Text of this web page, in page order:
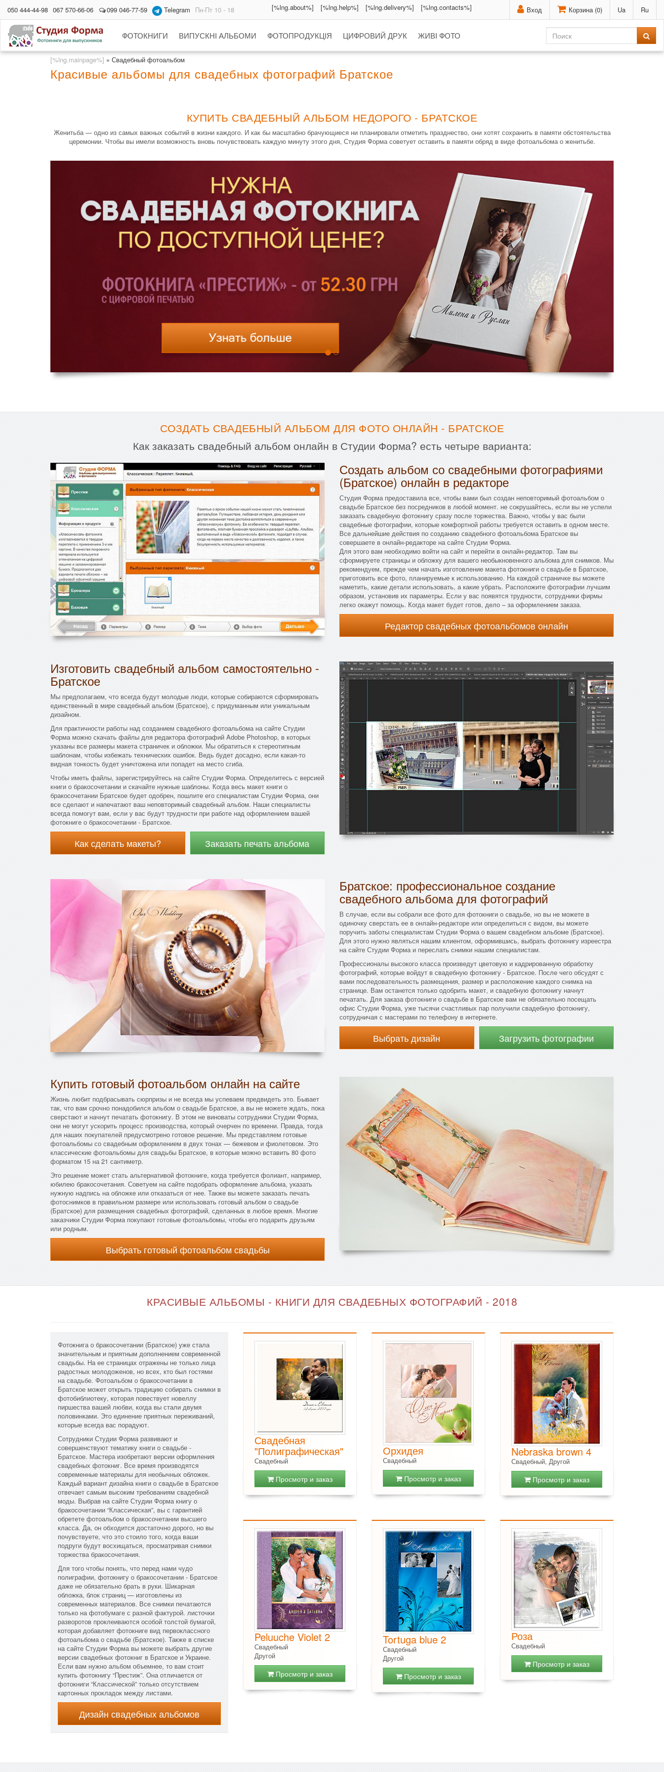
Вход Корзина (0) Ua Ru
050 444-44-98 067 570-66-06 099 046-77-59 Telegram Пн-Пт 10 - 18 [%lng.about%] [%lng.help%] [%lng.delivery%] [%lng.contacts%]
ФОТОКНИГИ ВИПУСКНІ АЛЬБОМИ ФОТОПРОДУКЦІЯ ЦИФРОВИЙ ДРУК ЖИВІ ФОТО
[%lng.mainpage%] » Свадебный фотоальбом
Красивые альбомы для свадебных фотографий Братское
КУПИТЬ СВАДЕБНЫЙ АЛЬБОМ НЕДОРОГО - БРАТСКОЕ
Женитьба — одно из самых важных событий в жизни каждого. И как бы масштабно брачующиеся ни планировали отметить празднество, они хотят сохранить в памяти обстоятельства
церемонии. Чтобы вы имели возможность вновь почувствовать каждую минуту этого дня, Студия Форма советует оставить в памяти обряд в виде фотоальбома о женитьбе.
СОЗДАТЬ СВАДЕБНЫЙ АЛЬБОМ ДЛЯ ФОТО ОНЛАЙН - БРАТСКОЕ
Как заказать свадебный альбом онлайн в Студии Форма? есть четыре варианта:
Создать альбом со свадебными фотографиями
(Братское) онлайн в редакторе
Студия Форма предоставила все, чтобы вами был создан неповторимый фотоальбом о
свадьбе Братское без посредников в любой момент. не сокрушайтесь, если вы не успели
заказать свадебную фотокнигу сразу после торжества. Важно, чтобы у вас были
свадебные фотографии, которые комфортной работы требуется оставить в одном месте.
Все дальнейшие действия по созданию свадебного фотоальбома Братское вы
совершаете в онлайн-редакторе на сайте Студии Форма.
Для этого вам необходимо войти на сайт и перейти в онлайн-редактор. Там вы
сформируете страницы и обложку для вашего необыкновенного альбома для снимков. Мы
рекомендуем, прежде чем начать изготовление макета фотокниги о свадьбе в Братское,
приготовить все фото, планируемые к использованию. На каждой страничке вы можете
наметить, какие детали использовать, а какие убрать. Расположите фотографии лучшим
образом, установив их параметры. Если у вас появятся трудности, сотрудники фирмы
легко окажут помощь. Когда макет будет готов, дело – за оформлением заказа.
Редактор свадебных фотоальбомов онлайн
Изготовить свадебный альбом самостоятельно -
Братское
Мы предполагаем, что всегда будут молодые люди, которые собираются сформировать
единственный в мире свадебный альбом (Братское), с придуманным или уникальным
дизайном.
Для практичности работы над созданием свадебного фотоальбома на сайте Студии
Форма можно скачать файлы для редактора фотографий Adobe Photoshop, в которых
указаны все размеры макета страничек и обложки. Мы обратиться к стереотипным
шаблонам, чтобы избежать технических ошибок. Ведь будет досадно, если какая-то
видная тонкость будет уничтожена или попадет на место сгиба.
Чтобы иметь файлы, зарегистрируйтесь на сайте Студии Форма. Определитесь с версией
книги о бракосочетании и скачайте нужные шаблоны. Когда весь макет книги о
бракосочетании Братское будет одобрен, пошлите его специалистам Студии Форма, они
все сделают и напечатают ваш неповторимый свадебный альбом. Наши специалисты
всегда помогут вам, если у вас будут трудности при работе над оформлением вашей
фотокниге о бракосочетании - Братское.
Как сделать макеты? Заказать печать альбома
Братское: профессиональное создание
свадебного альбома для фотографий
В случае, если вы собрали все фото для фотокниги о свадьбе, но вы не можете в
одиночку сверстать ее в онлайн-редакторе или определиться с видом, вы можете
поручить заботы специалистам Студии Форма о вашем свадебном альбоме (Братское).
Для этого нужно являться нашим клиентом, оформившись, выбрать фотокнигу изреестра
на сайте Студии Форма и переслать снимки нашим специалистам.
Профессионалы высокого класса произведут цветовую и кадрированную обработку
фотографий, которые войдут в свадебную фотокнигу - Братское. После чего обсудят с
вами последовательность размещения, размер и расположение каждого снимка на
странице. Вам останется только одобрить макет, и свадебную фотокнигу начнут
печатать. Для заказа фотокниги о свадьбе в Братское вам не обязательно посещать
офис Студии Форма, уже тысячи счастливых пар получили свадебную фотокнигу,
сотрудничая с мастерами по телефону в интернете.
Выбрать дизайн Загрузить фотографии
Купить готовый фотоальбом онлайн на сайте
Жизнь любит подбрасывать сюрпризы и не всегда мы успеваем предвидеть это. Бывает
так, что вам срочно понадобился альбом о свадьбе Братское, а вы не можете ждать, пока
сверстают и начнут печатать фотокнигу. В этом не виноваты сотрудники Студии Форма,
они не могут ускорить процесс производства, который очерчен по времени. Правда, тогда
для наших покупателей предусмотрено готовое решение. Мы представляем готовые
фотоальбомы со свадебным оформлением в двух тонах — бежевом и фиолетовом. Это
классические фотоальбомы для свадьбы Братское, в которые можно вставить 80 фото
форматом 15 на 21 сантиметр.
Это решение может стать альтернативой фотокниге, когда требуется фолиант, например,
юбилею бракосочетания. Советуем на сайте подобрать оформление альбома, указать
нужную надпись на обложке или отказаться от нее. Также вы можете заказать печать
фотоснимков в правильном размере или использовать готовый альбом о свадьбе
(Братское) для размещения свадебных фотографий, сделанных в любое время. Многие
заказчики Студии Форма покупают готовые фотоальбомы, чтобы его подарить друзьям
или родным.
Выбрать готовый фотоальбом свадьбы
КРАСИВЫЕ АЛЬБОМЫ - КНИГИ ДЛЯ СВАДЕБНЫХ ФОТОГРАФИЙ - 2018
Фотокнига о бракосочетании (Братское) уже стала
значительным и приятным дополнением современной
свадьбы. На ее страницах отражены не только лица
радостных молодоженов, но всех, кто был гостями
на свадьбе. Фотоальбом о бракосочетании в
Братское может открыть традицию собирать снимки в
фотобиблиотеку, которая повествует новеллу
пиршества вашей любви, когда вы стали двумя
половинками. Это единение приятных переживаний,
которые всегда вас порадуют.
Сотрудники Студии Форма развивают и
совершенствуют тематику книги о свадьбе -
Братское. Мастера изобретают версии оформления
свадебных фотокниг. Все время производятся
современные материалы для необычных обложек.
Каждый вариант дизайна книги о свадьбе в Братское
отвечает самым высоким требованиям свадебной
моды. Выбрав на сайте Студии Форма книгу о
бракосочетании “Классическая”, вы с гарантией
обретете фотоальбом о бракосочетании высшего
класса. Да, он обходится достаточно дорого, но вы
почувствуете, что это стоило того, когда ваши
подруги будут восхищаться, просматривая снимки
торжества бракосочетания.
Для того чтобы понять, что перед нами чудо
полиграфии, фотокнигу о бракосочетании - Братское
даже не обязательно брать в руки. Шикарная
обложка, блок страниц — изготовлены из
современных материалов. Все снимки печатаются
только на фотобумаге с разной фактурой. листочки
разворотов проклеиваются особой толстой бумагой,
которая добавляет фотокниге вид первоклассного
фотоальбома о свадьбе (Братское). Также в списке
на сайте Студии Форма вы можете выбрать другие
версии свадебных фотокниг в Братское и Украине.
Если вам нужно альбом объемнее, то вам стоит
купить фотокнигу “Престиж”. Она отличается от
фотокниги “Классической” только отсутствием
картонных прокладок между листами.
Дизайн свадебных альбомов
Свадебная
"Полиграфическая"
Свадебный
Просмотр и заказ
Орхидея
Свадебный
Просмотр и заказ
Nebraska brown 4
Свадебный, Другой
Просмотр и заказ
Peluuche Violet 2
Свадебный
Другой
Просмотр и заказ
Tortuga blue 2
Свадебный
Другой
Просмотр и заказ
Роза
Свадебный
Просмотр и заказ